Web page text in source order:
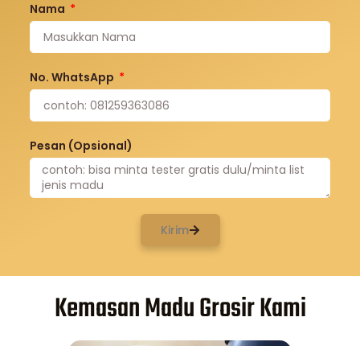
Nama
No. WhatsApp
Pesan (Opsional)
Kirim
Kemasan Madu Grosir Kami